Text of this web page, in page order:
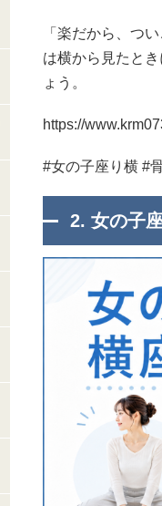
「楽だから、つ
は横から見たと
ょう。
https://
#女の子座り横 #
2. 女の子